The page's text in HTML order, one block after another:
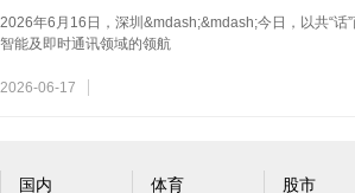
2026年6月16日，深圳&mdash;&mdash;今日，以共“
智能及即时通讯领域的领航
2026-06-17
国内
体育
股市